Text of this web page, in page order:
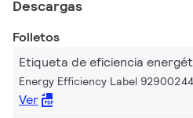
Descargas
Folletos
Etiqueta de eficiencia
Energy Efficiency Label
Ver